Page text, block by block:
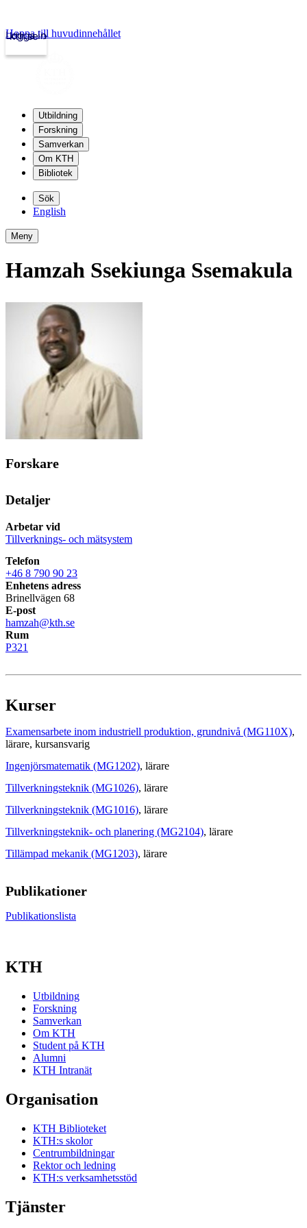
kth.se
Logga in
Hoppa till huvudinnehållet
Utbildning
Forskning
Samverkan
Om KTH
Bibliotek
Sök
English
Meny
Hamzah Ssekiunga Ssemakula
Forskare
Detaljer
Arbetar vid
Tillverknings- och mätsystem
Telefon
+46 8 790 90 23
Enhetens adress
Brinellvägen 68
E-post
hamzah@kth.se
Rum
P321
Kurser
Examensarbete inom industriell produktion, grundnivå (MG110X),
lärare, kursansvarig
Ingenjörsmatematik (MG1202), lärare
Tillverkningsteknik (MG1026), lärare
Tillverkningsteknik (MG1016), lärare
Tillverkningsteknik- och planering (MG2104), lärare
Tillämpad mekanik (MG1203), lärare
Publikationer
Publikationslista
KTH
Utbildning
Forskning
Samverkan
Om KTH
Student på KTH
Alumni
KTH Intranät
Organisation
KTH Biblioteket
KTH:s skolor
Centrumbildningar
Rektor och ledning
KTH:s verksamhetsstöd
Tjänster